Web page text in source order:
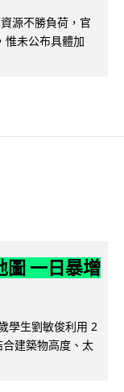
源不勝負荷，官
惟未公布具體加
圖 一日暴增
學生劉敏俊利用 2
建築物高度、太